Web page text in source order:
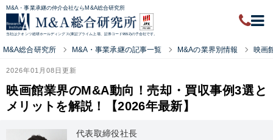
M&A・事業承継の仲介会社ならM&A総合研究所
当社はクオンツ総研ホールディングス(東証プライム上場、証券コード9552)の子会社です。
M&A総合研究所 M&A・事業承継の記事一覧 M&Aの業界別情報 映画
2026年01月08日更新
映画館業界のM&A動向！売却・買収事例3選と
メリットを解説！【2026年最新】
代表取締役社長